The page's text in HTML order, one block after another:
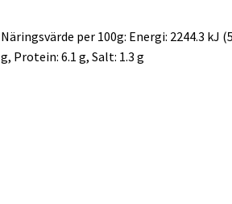
Näringsvärde per 100g: Energi: 2244.3
g, Protein: 6.1 g, Salt: 1.3 g